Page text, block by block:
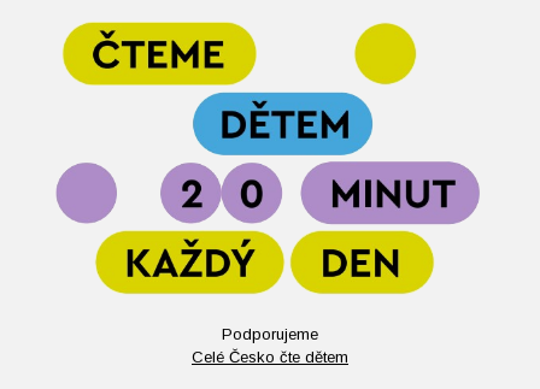
Podporujeme
Celé Česko čte dětem